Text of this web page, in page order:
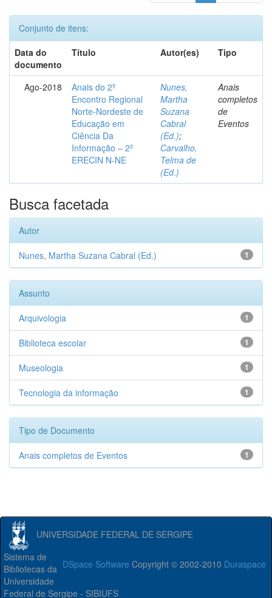
Conjunto de itens:
Data do
documento
Título Autor(es) Tipo
Ago-2018
Anais do 2º
Encontro Regional
Norte-Nordeste de
Educação em
Ciência Da
Informação – 2º
ERECIN N-NE
Nunes,
Martha
Suzana
Cabral
(Ed.);
Carvalho,
Telma de
(Ed.)
Anais
completos
de
Eventos
Busca facetada
Autor
1
Nunes, Martha Suzana Cabral (Ed.)
Assunto
1
Arquivologia
1
Biblioteca escolar
1
Museologia
1
Tecnologia da informação
Tipo de Documento
1
Anais completos de Eventos
UNIVERSIDADE FEDERAL DE SERGIPE
DSpace Software Copyright © 2002-2010 Duraspace
Sistema de
Bibliotecas da
Universidade
Federal de Sergipe - SIBIUFS